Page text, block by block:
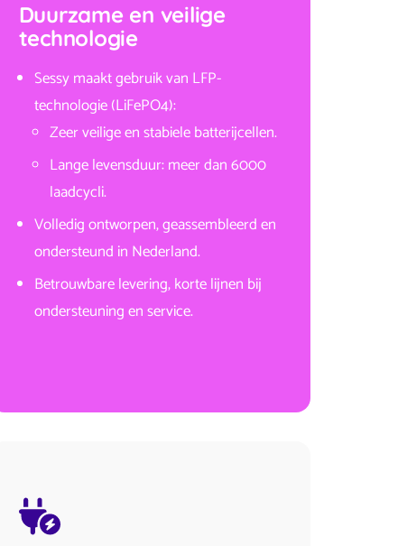
Duurzame en veilige
technologie
Sessy maakt gebruik van LFP-
technologie (LiFePO4):
Zeer veilige en stabiele batterijcellen.
Lange levensduur: meer dan 6000
laadcycli.
Volledig ontworpen, geassembleerd en
ondersteund in Nederland.
Betrouwbare levering, korte lijnen bij
ondersteuning en service.